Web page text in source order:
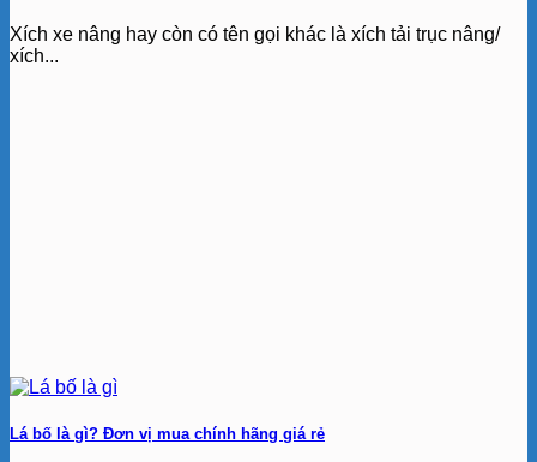
Xích xe nâng hay còn có tên gọi khác là xích tải trục nâng/
xích...
Lá bố là gì? Đơn vị mua chính hãng giá rẻ